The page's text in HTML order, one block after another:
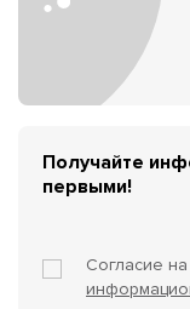
Получайте
первыми!
Согласие